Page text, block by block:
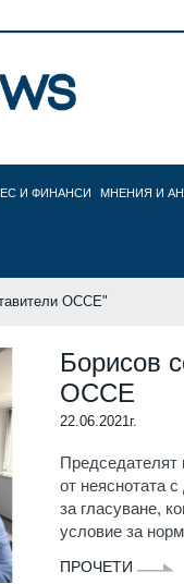
И ФИНАНСИ МНЕНИЯ И
ОССЕ"
Борисов
ОССЕ
22.06.2021г.
от неяснотата
за гласуване,
условие за
ПРОЧЕТИ